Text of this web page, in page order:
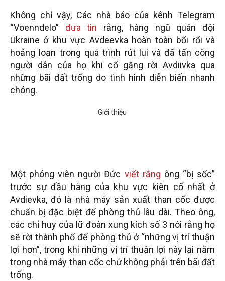
Không chỉ vậy, Các nhà báo của kênh Telegram
“Voenndelo” đưa tin rằng, hàng ngũ quân đội
Ukraine ở khu vực Avdeevka hoàn toàn bối rối và
hoảng loạn trong quá trình rút lui và đã tấn công
người dân của họ khi cố gắng rời Avdiivka qua
những bãi đất trống do tình hình diễn biến nhanh
chóng.
Một phóng viên người Đức viết rằng ông “bị sốc”
trước sự đầu hàng của khu vực kiên cố nhất ở
Avdievka, đó là nhà máy sản xuất than cốc được
chuẩn bị đặc biệt để phòng thủ lâu dài. Theo ông,
các chỉ huy của lữ đoàn xung kích số 3 nói rằng họ
sẽ rời thành phố để phòng thủ ở “những vị trí thuận
lợi hơn”, trong khi những vị trí thuận lợi này lại nằm
trong nhà máy than cốc chứ không phải trên bãi đất
trống.